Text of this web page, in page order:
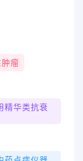
瘤
精华类抗衰